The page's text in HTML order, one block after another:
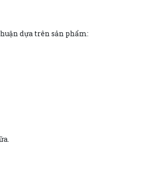
dựa trên sản phẩm: